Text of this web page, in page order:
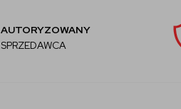
AUTORYZOWANY
SPRZEDAWCA